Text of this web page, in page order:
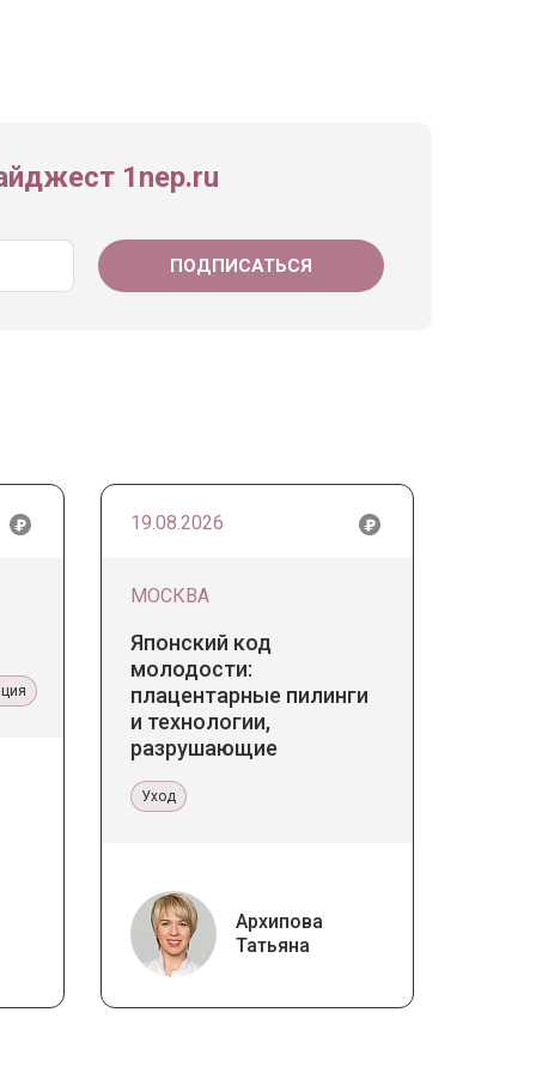
1nep.ru
19.08.2026
МОСКВА
Японский код
молодости:
плацентарные пилинги
и технологии,
разрушающие
Уход
Архипова
Татьяна